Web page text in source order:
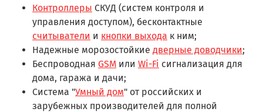
Контроллеры СКУД (систем контроля и
управления доступом), бесконтактные
считыватели и кнопки выхода к ним;
Надежные морозостойкие дверные доводчики;
Беспроводная GSM или Wi-Fi сигнализация для
дома, гаража и дачи;
Система "Умный дом" от российских и
зарубежных производителей для полной